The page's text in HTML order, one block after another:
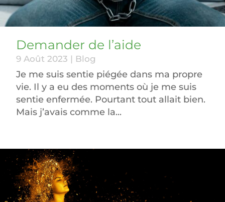
Demander de l’aide
9 Août 2023 Blog
Je me suis sentie piégée dans ma propre
vie. Il y a eu des moments où je me suis
sentie enfermée. Pourtant tout allait bien.
Mais j’avais comme la...